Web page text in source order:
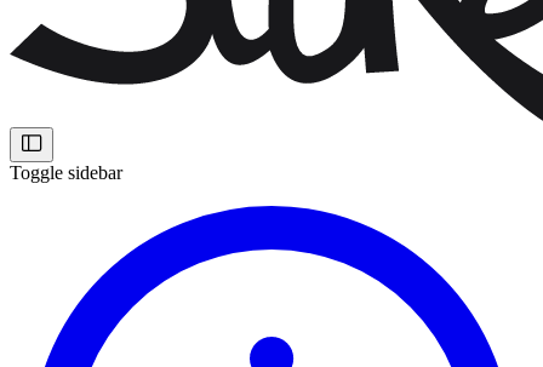
Toggle sidebar